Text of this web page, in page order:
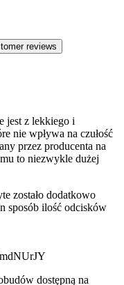
reviews
jest z lekkiego i
nie wpływa na czułość
przez producenta na
to niezwykle dużej
zostało dodatkowo
sposób ilość odcisków
dostępną na